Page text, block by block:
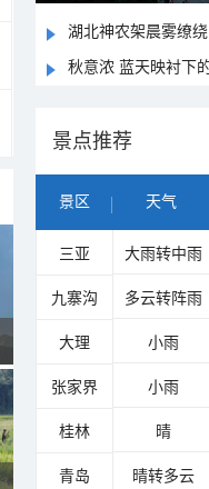
湖北神农架晨雾缭
秋意浓 蓝天映衬下
景点推荐
景区 天气
三亚 大雨转中雨
九寨沟 多云转阵雨
大理 小雨
张家界 小雨
桂林 晴
青岛 晴转多云